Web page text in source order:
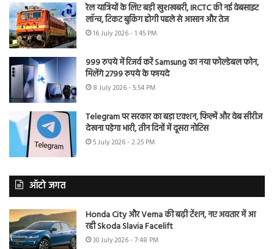
रेल यात्रियों के लिए बड़ी खुशखबरी, IRCTC की नई वेबसाइट
लॉन्च, टिकट बुकिंग होगी पहले से आसान और तेज
16 July 2026 - 1:45 PM
999 रुपये में रिजर्व करें Samsung का नया फोल्डेबल फोन,
मिलेंगे 2799 रुपये के फायदे
8 July 2026 - 5:54 PM
Telegram पर सरकार का बड़ा एक्शन, फिल्में और वेब सीरीज
देखना पड़ेगा भारी, तीन दिनों में दूसरा नोटिस
5 July 2026 - 2:25 PM
ऑटो जगत
Honda City और Verna की बढ़ी टेंशन, नए अवतार में आ
रही Skoda Slavia Facelift
30 July 2026 - 7:48 PM